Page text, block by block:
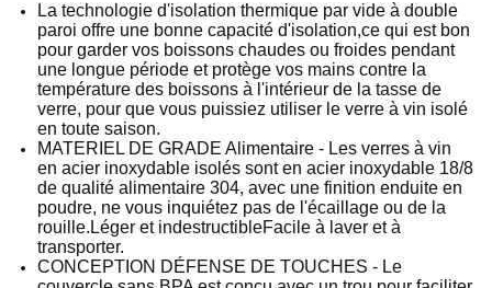
La technologie d'isolation thermique par vide à double
paroi offre une bonne capacité d'isolation,ce qui est bon
pour garder vos boissons chaudes ou froides pendant
une longue période et protège vos mains contre la
température des boissons à l'intérieur de la tasse de
verre, pour que vous puissiez utiliser le verre à vin isolé
en toute saison.
MATERIEL DE GRADE Alimentaire - Les verres à vin
en acier inoxydable isolés sont en acier inoxydable 18/8
de qualité alimentaire 304, avec une finition enduite en
poudre, ne vous inquiétez pas de l'écaillage ou de la
rouille.Léger et indestructibleFacile à laver et à
transporter.
CONCEPTION DÉFENSE DE TOUCHES - Le